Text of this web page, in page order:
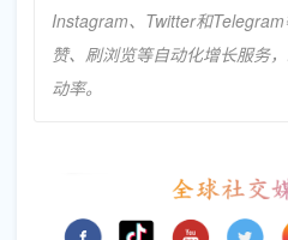
Instagram、Twitter和
赞、刷浏览等自动化增长服务
动率。